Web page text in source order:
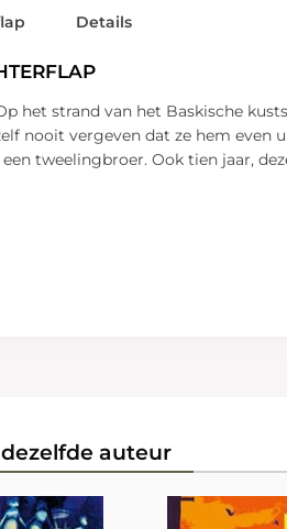
het strand van het Baskische
nooit vergeven dat ze hem even
tweelingbroer. Ook tien jaar,
Details
auteur